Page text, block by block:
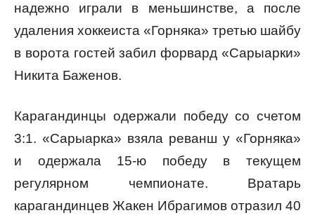
надежно играли в меньшинстве, а после
удаления хоккеиста «Горняка» третью шайбу
в ворота гостей забил форвард «Сарыарки»
Никита Баженов.
Карагандинцы одержали победу со счетом
3:1. «Сарыарка» взяла реванш у «Горняка»
и одержала 15-ю победу в текущем
регулярном чемпионате. Вратарь
карагандинцев Жакен Ибрагимов отразил 40